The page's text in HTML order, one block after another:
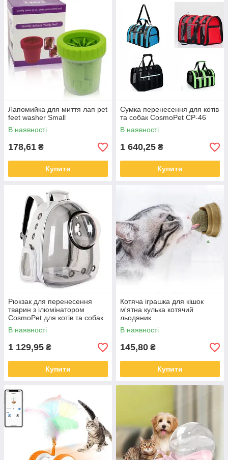
Лапомийка для миття лап pet
feet washer Small
В наявності
178,61 ₴
Купити
Сумка перенесення для котів
та собак CosmoPet CP-46
В наявності
1 640,25 ₴
Купити
Рюкзак для перенесення
тварин з ілюмінатором
CosmoPet для котів та собак
Clear
В наявності
1 129,95 ₴
Купити
Котяча іграшка для кішок
м'ятна кулька котячий
льодяник
В наявності
145,80 ₴
Купити